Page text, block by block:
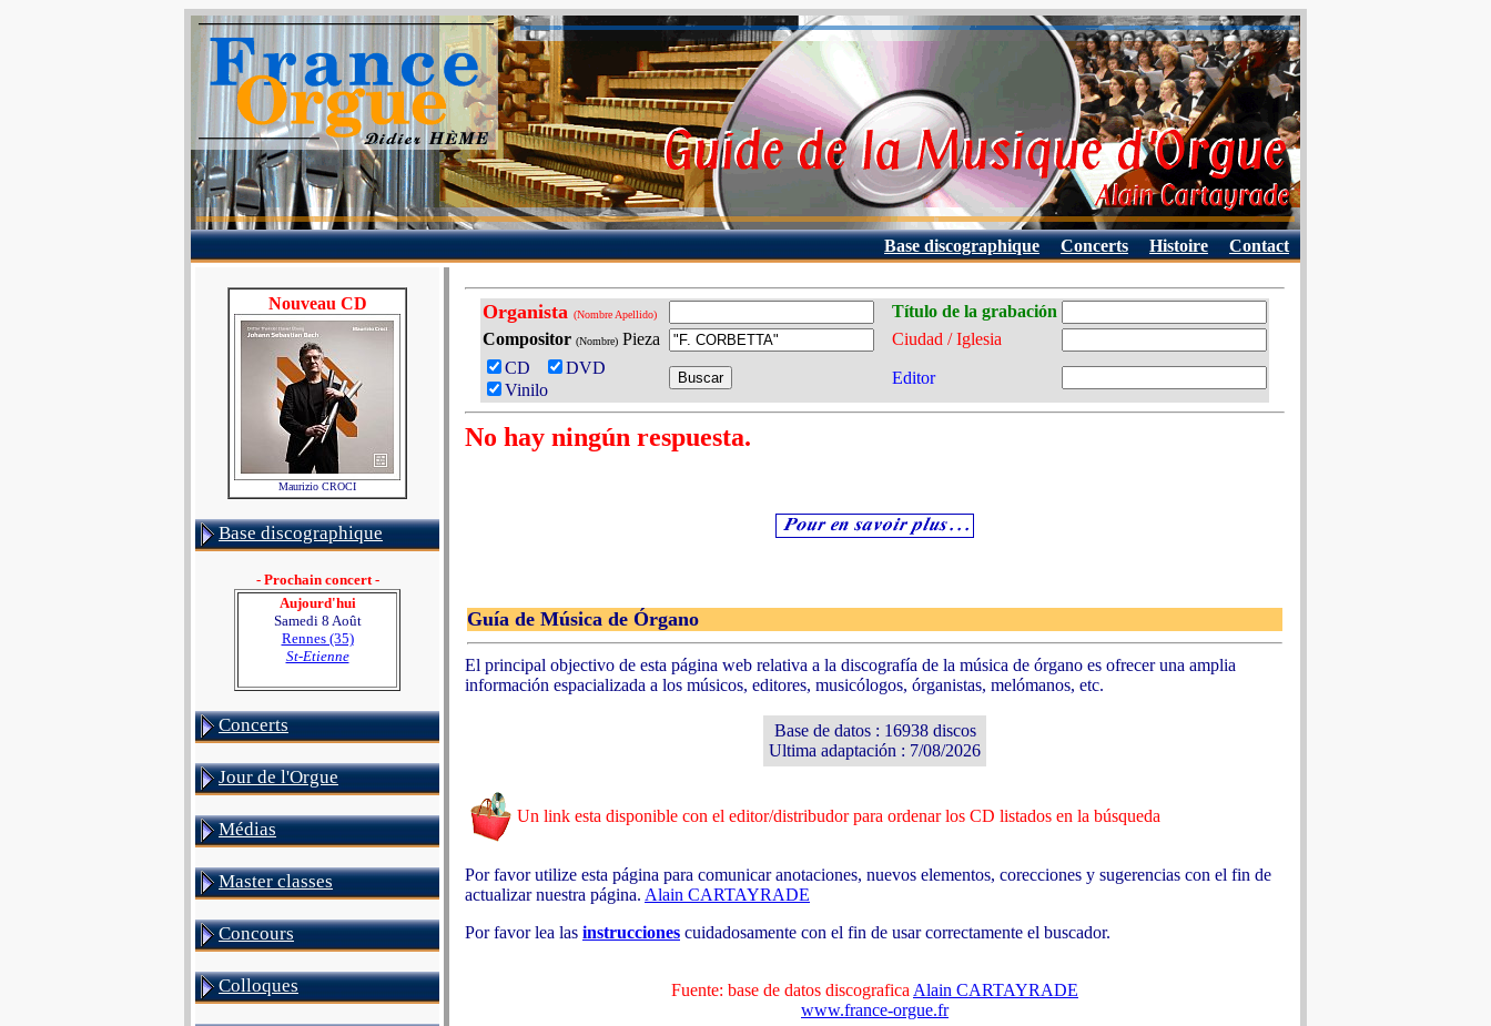
Base discographique Concerts Histoire Contact
Nouveau CD
Maurizio CROCI
Base discographique
- Prochain concert -
Aujourd'hui
Samedi 8 Août
Rennes (35)
St-Etienne
Concerts
Jour de l'Orgue
Médias
Master classes
Concours
Colloques
Organista (Nombre Apellido)
Título de la grabación
Compositor (Nombre) Pieza
Ciudad / Iglesia
CD
DVD
Vinilo
Editor
No hay ningún respuesta.
Guía de Música de Órgano
El principal objectivo de esta página web relativa a la discografía de la música de órgano es ofrecer una amplia
información espacializada a los músicos, editores, musicólogos, órganistas, melómanos, etc.
Base de datos : 16938 discos
Ultima adaptación : 7/08/2026
Un link esta disponible con el editor/distribudor para ordenar los CD listados en la búsqueda
Por favor utilize esta página para comunicar anotaciones, nuevos elementos, corecciones y sugerencias con el fin de
actualizar nuestra página. Alain CARTAYRADE
Por favor lea las instrucciones cuidadosamente con el fin de usar correctamente el buscador.
Fuente: base de datos discografica Alain CARTAYRADE
www.france-orgue.fr